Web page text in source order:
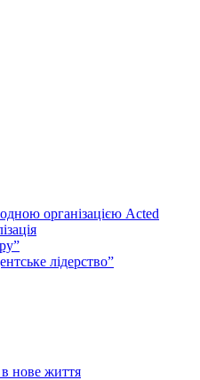
організацією Acted
лідерство”